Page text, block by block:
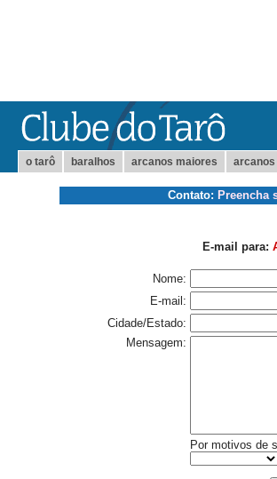
o tarô baralhos arcanos maiores arcanos
Contato: Preencha
E-mail para:
Nome:
E-mail:
Cidade/Estado:
Mensagem:
Por motivos de